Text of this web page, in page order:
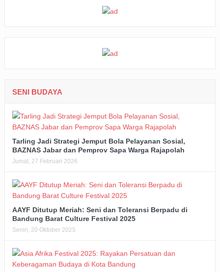
SENI BUDAYA
Tarling Jadi Strategi Jemput Bola Pelayanan Sosial,
BAZNAS Jabar dan Pemprov Sapa Warga Rajapolah
Jumat, 27 Februari 2026
AAYF Ditutup Meriah: Seni dan Toleransi Berpadu di
Bandung Barat Culture Festival 2025
Senin, 20 Oktober 2025